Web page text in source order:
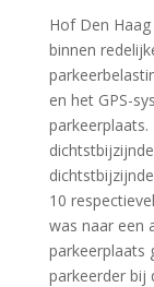
Hof Den
binnen
en het GPS-
10
was naar een
parkeerplaats
parkeerder bij